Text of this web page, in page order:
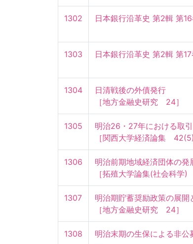
1302 日本銀行沿革史 第2輯 第
1303 日本銀行沿革史 第2輯 第
1304
日清戦後の外債発行
［地方金融史研究　24］
1305
明治26・27年における取
［関西大学経済論集　42(5)
1306
明治前期地域経済団体の
［拓殖大学論集(社会科学)
1307
明治期貯蓄奨励政策の展開
［地方金融史研究　24］
1308
明治末期の生保による非